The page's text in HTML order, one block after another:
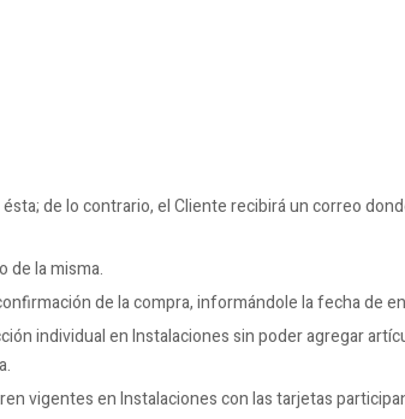
de lo contrario, el Cliente recibirá un correo
de la misma.
de la compra, informándole la fecha de
individual en Instalaciones sin poder agregar
vigentes en Instalaciones con las tarjetas